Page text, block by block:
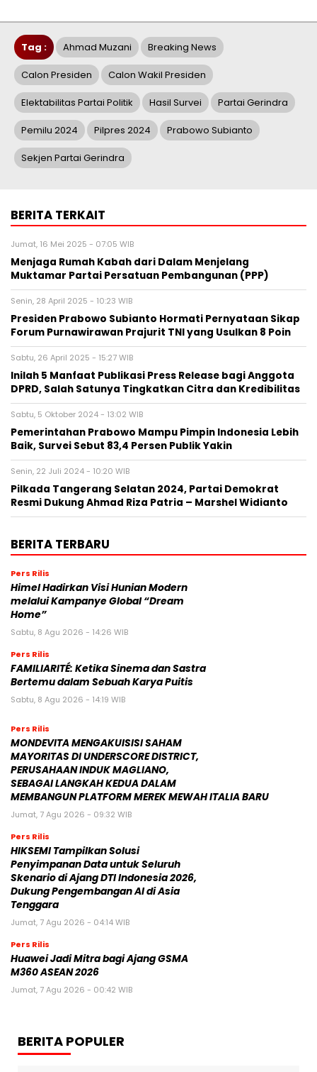
Tag : Ahmad Muzani Breaking News
Calon Presiden Calon Wakil Presiden
Elektabilitas Partai Politik Hasil Survei Partai Gerindra
Pemilu 2024 Pilpres 2024 Prabowo Subianto
Sekjen Partai Gerindra
BERITA TERKAIT
Jumat, 16 Mei 2025 - 07:05 WIB
Menjaga Rumah Kabah dari Dalam Menjelang
Muktamar Partai Persatuan Pembangunan (PPP)
Senin, 28 April 2025 - 10:23 WIB
Presiden Prabowo Subianto Hormati Pernyataan Sikap
Forum Purnawirawan Prajurit TNI yang Usulkan 8 Poin
Sabtu, 26 April 2025 - 15:27 WIB
Inilah 5 Manfaat Publikasi Press Release bagi Anggota
DPRD, Salah Satunya Tingkatkan Citra dan Kredibilitas
Sabtu, 5 Oktober 2024 - 13:02 WIB
Pemerintahan Prabowo Mampu Pimpin Indonesia Lebih
Baik, Survei Sebut 83,4 Persen Publik Yakin
Senin, 22 Juli 2024 - 10:20 WIB
Pilkada Tangerang Selatan 2024, Partai Demokrat
Resmi Dukung Ahmad Riza Patria – Marshel Widianto
BERITA TERBARU
Pers Rilis
Himel Hadirkan Visi Hunian Modern
melalui Kampanye Global “Dream
Home”
Sabtu, 8 Agu 2026 - 14:26 WIB
Pers Rilis
FAMILIARITÉ: Ketika Sinema dan Sastra
Bertemu dalam Sebuah Karya Puitis
Sabtu, 8 Agu 2026 - 14:19 WIB
Pers Rilis
MONDEVITA MENGAKUISISI SAHAM
MAYORITAS DI UNDERSCORE DISTRICT,
PERUSAHAAN INDUK MAGLIANO,
SEBAGAI LANGKAH KEDUA DALAM
MEMBANGUN PLATFORM MEREK MEWAH ITALIA BARU
Jumat, 7 Agu 2026 - 09:32 WIB
Pers Rilis
HIKSEMI Tampilkan Solusi
Penyimpanan Data untuk Seluruh
Skenario di Ajang DTI Indonesia 2026,
Dukung Pengembangan AI di Asia
Tenggara
Jumat, 7 Agu 2026 - 04:14 WIB
Pers Rilis
Huawei Jadi Mitra bagi Ajang GSMA
M360 ASEAN 2026
Jumat, 7 Agu 2026 - 00:42 WIB
BERITA POPULER